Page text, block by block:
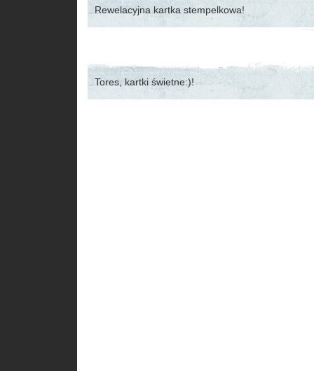
Rewelacyjna kartka stempelkowa!
Tores, kartki świetne:)!